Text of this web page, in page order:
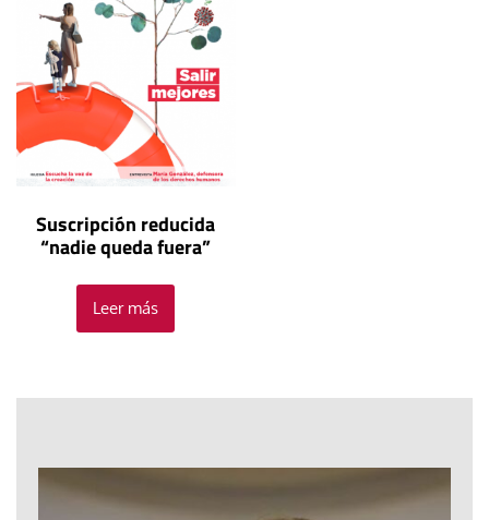
Suscripción reducida
“nadie queda fuera”
Leer más